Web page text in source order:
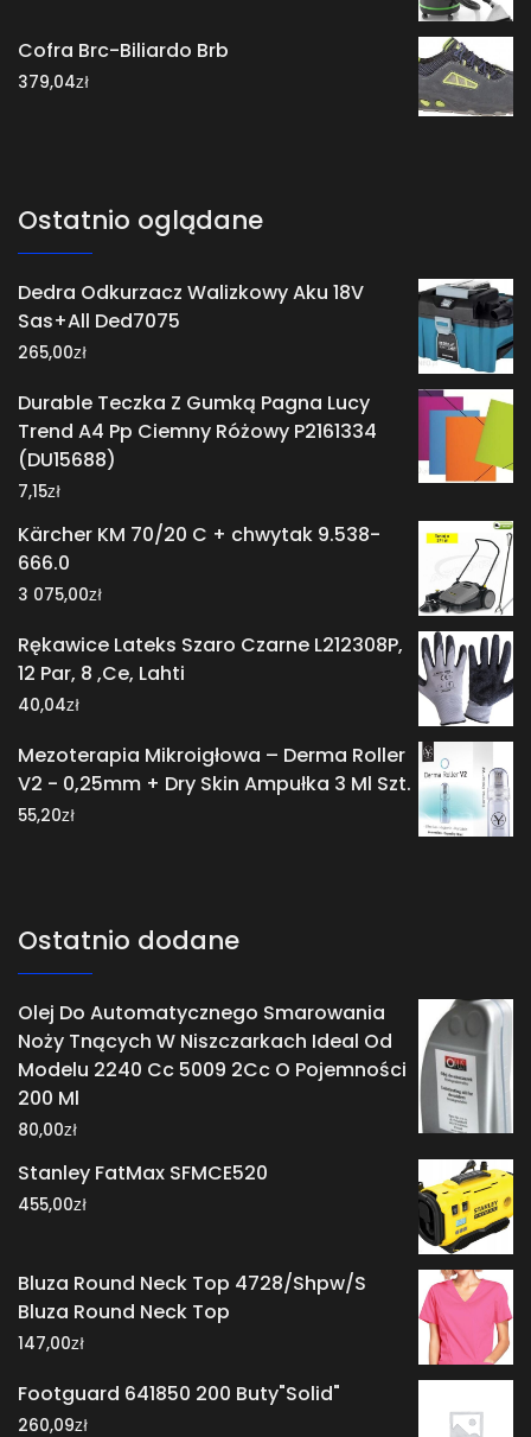
Cofra Brc-Biliardo Brb
379,04zł
Ostatnio oglądane
Dedra Odkurzacz Walizkowy Aku 18V
Sas+All Ded7075
265,00zł
Durable Teczka Z Gumką Pagna Lucy
Trend A4 Pp Ciemny Różowy P2161334
(DU15688)
7,15zł
Kärcher KM 70/20 C + chwytak 9.538-
666.0
3 075,00zł
Rękawice Lateks Szaro Czarne L212308P,
12 Par, 8 ,Ce, Lahti
40,04zł
Mezoterapia Mikroigłowa – Derma Roller
V2 - 0,25mm + Dry Skin Ampułka 3 Ml Szt.
55,20zł
Ostatnio dodane
Olej Do Automatycznego Smarowania
Noży Tnących W Niszczarkach Ideal Od
Modelu 2240 Cc 5009 2Cc O Pojemności
200 Ml
80,00zł
Stanley FatMax SFMCE520
455,00zł
Bluza Round Neck Top 4728/Shpw/S
Bluza Round Neck Top
147,00zł
Footguard 641850 200 Buty"Solid"
260,09zł